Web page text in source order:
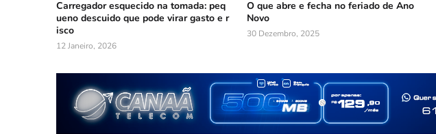
Carregador esquecido na tomada: peq
ueno descuido que pode virar gasto e r
isco
12 Janeiro, 2026
O que abre e fecha no feriado de Ano
Novo
30 Dezembro, 2025